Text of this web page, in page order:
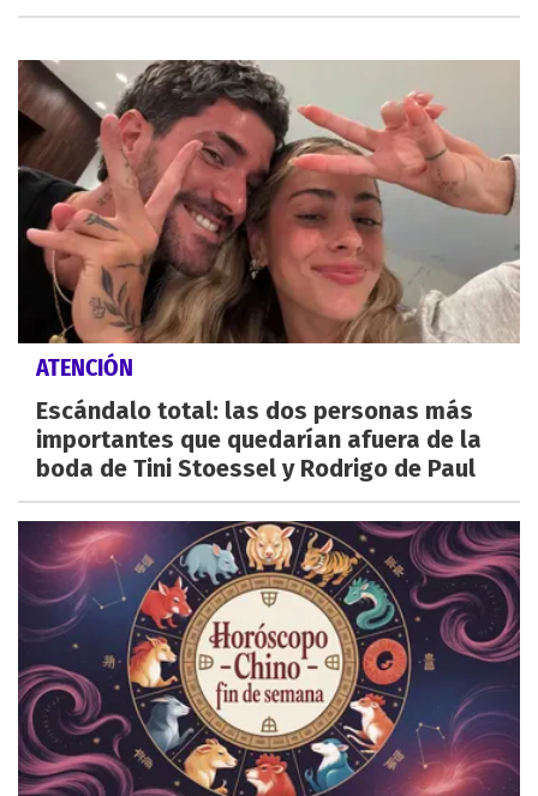
ATENCIÓN
Escándalo total: las dos personas más
importantes que quedarían afuera de la
boda de Tini Stoessel y Rodrigo de Paul